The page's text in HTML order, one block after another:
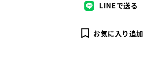
LINEで送る
お気に入り追加